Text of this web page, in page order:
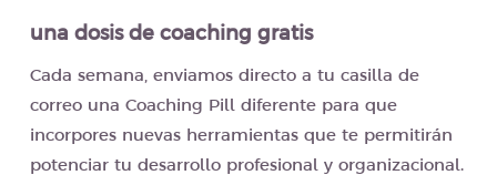
una dosis de coaching gratis
Cada semana, enviamos directo a tu casilla de
correo una Coaching Pill diferente para que
incorpores nuevas herramientas que te permitirán
potenciar tu desarrollo profesional y organizacional.